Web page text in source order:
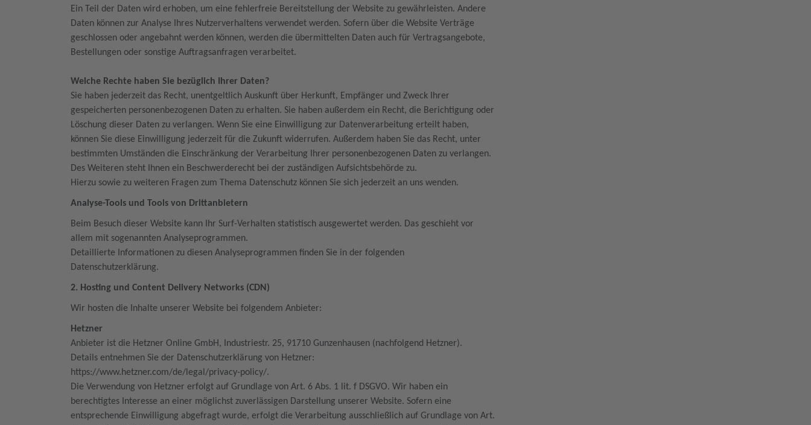
Ein Teil der Daten wird erhoben, um eine fehlerfreie Bereitstellung der Website zu gewährleisten. Andere
Daten können zur Analyse Ihres Nutzerverhaltens verwendet werden. Sofern über die Website Verträge
geschlossen oder angebahnt werden können, werden die übermittelten Daten auch für Vertragsangebote,
Bestellungen oder sonstige Auftragsanfragen verarbeitet.
Welche Rechte haben Sie bezüglich Ihrer Daten?
Sie haben jederzeit das Recht, unentgeltlich Auskunft über Herkunft, Empfänger und Zweck Ihrer
gespeicherten personenbezogenen Daten zu erhalten. Sie haben außerdem ein Recht, die Berichtigung oder
Löschung dieser Daten zu verlangen. Wenn Sie eine Einwilligung zur Datenverarbeitung erteilt haben,
können Sie diese Einwilligung jederzeit für die Zukunft widerrufen. Außerdem haben Sie das Recht, unter
bestimmten Umständen die Einschränkung der Verarbeitung Ihrer personenbezogenen Daten zu verlangen.
Des Weiteren steht Ihnen ein Beschwerderecht bei der zuständigen Aufsichtsbehörde zu.
Hierzu sowie zu weiteren Fragen zum Thema Datenschutz können Sie sich jederzeit an uns wenden.
Analyse-Tools und Tools von Drittanbietern
Beim Besuch dieser Website kann Ihr Surf-Verhalten statistisch ausgewertet werden. Das geschieht vor
allem mit sogenannten Analyseprogrammen.
Detaillierte Informationen zu diesen Analyseprogrammen finden Sie in der folgenden
Datenschutzerklärung.
2. Hosting und Content Delivery Networks (CDN)
Wir hosten die Inhalte unserer Website bei folgendem Anbieter:
Hetzner
Anbieter ist die Hetzner Online GmbH, Industriestr. 25, 91710 Gunzenhausen (nachfolgend Hetzner).
Details entnehmen Sie der Datenschutzerklärung von Hetzner:
https://www.hetzner.com/de/legal/privacy-policy/.
Die Verwendung von Hetzner erfolgt auf Grundlage von Art. 6 Abs. 1 lit. f DSGVO. Wir haben ein
berechtigtes Interesse an einer möglichst zuverlässigen Darstellung unserer Website. Sofern eine
entsprechende Einwilligung abgefragt wurde, erfolgt die Verarbeitung ausschließlich auf Grundlage von Art.